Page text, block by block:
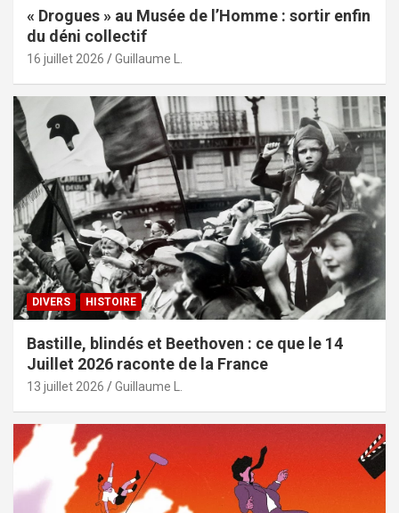
« Drogues » au Musée de l’Homme : sortir enfin
du déni collectif
16 juillet 2026 Guillaume L.
DIVERS HISTOIRE
Bastille, blindés et Beethoven : ce que le 14
Juillet 2026 raconte de la France
13 juillet 2026 Guillaume L.